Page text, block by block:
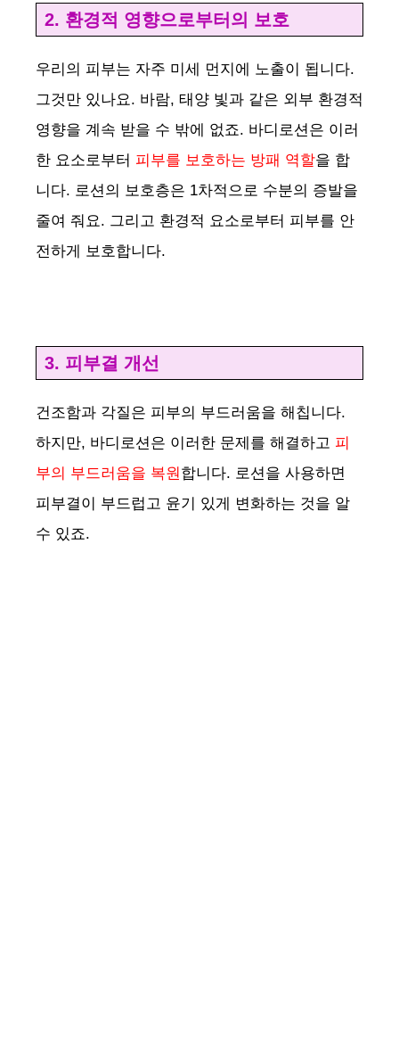
V
i
d
e
2. 환경적 영향으로부터의 보호
우리의 피부는 자주 미세 먼지에 노출이 됩니다.
그것만 있나요. 바람, 태양 빛과 같은 외부 환경적
영향을 계속 받을 수 밖에 없죠. 바디로션은 이러
한 요소로부터 피부를 보호하는 방패 역할을 합
니다. 로션의 보호층은 1차적으로 수분의 증발을
줄여 줘요. 그리고 환경적 요소로부터 피부를 안
전하게 보호합니다.
3. 피부결 개선
건조함과 각질은 피부의 부드러움을 해칩니다.
하지만, 바디로션은 이러한 문제를 해결하고 피
부의 부드러움을 복원합니다. 로션을 사용하면
피부결이 부드럽고 윤기 있게 변화하는 것을 알
수 있죠.